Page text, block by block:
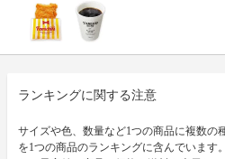
ランキングに関する注意
サイズや色、数量など1つの商品に複数の
を1つの商品のランキングに含んでいます